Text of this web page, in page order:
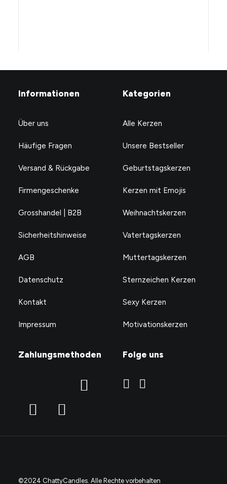
Just a girl growing wings
Informationen
Über uns
Häufige Fragen
Versand & Rückgabe
Firmengeschenke
Grosshandel | B2B
Sicherheitshinweise
AGB
Datenschutz
Kontakt
Impressum
Kategorien
Alle Kerzen
Unsere Bestseller
Geburtstagskerzen
Kerzen mit Emojis
Weihnachtskerzen
Vatertagskerzen
Muttertagskerzen
Sternzeichen Kerzen
Sexy Kerzen
Motivationskerzen
Zahlungsmethoden Folge uns
©2024 ChattyCandles. Alle Rechte vorbehalten